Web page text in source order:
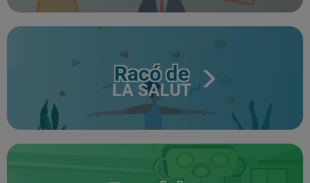
Racó de
LA SALUT